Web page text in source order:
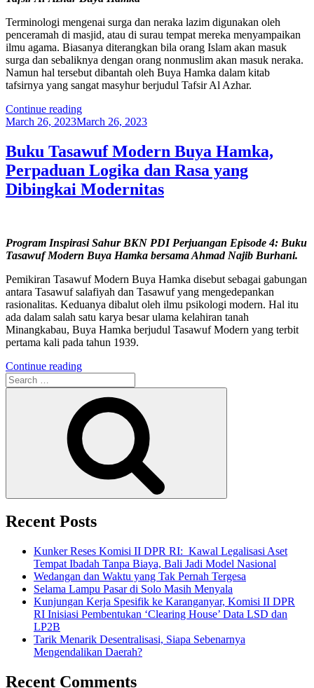
Terminologi mengenai surga dan neraka lazim digunakan oleh
penceramah di masjid, atau di surau tempat mereka menyampaikan
ilmu agama. Biasanya diterangkan bila orang Islam akan masuk
surga dan sebaliknya dengan orang nonmuslim akan masuk neraka.
Namun hal tersebut dibantah oleh Buya Hamka dalam kitab
tafsirnya yang sangat masyhur berjudul Tafsir Al Azhar.
Continue reading“Tafsir
Al-
Buya
Hamka,
Bahas
Surga
Sampai
Posted
March 26, 2023March 26, 2023
Buku Tasawuf Modern Buya Hamka,
Perpaduan Logika dan Rasa yang
Dibingkai Modernitas
Program Inspirasi Sahur BKN PDI Perjuangan Episode 4: Buku
Tasawuf Modern Buya Hamka bersama Ahmad Najib Burhani.
Pemikiran Tasawuf Modern Buya Hamka disebut sebagai gabungan
antara Tasawuf salafiyah dan Tasawuf yang mengedepankan
rasionalitas. Keduanya dibalut oleh ilmu psikologi modern. Hal itu
ada dalam salah satu karya besar ulama kelahiran tanah
Minangkabau, Buya Hamka berjudul Tasawuf Modern yang terbit
pertama kali pada tahun 1939.
Continue reading“Buku
Modern
Buya
Hamka,
Perpaduan
Logika
dan
Rasa
yang
Search
for:
Recent Posts
Kunker Reses Komisi II DPR RI: Kawal Legalisasi Aset
Tempat Ibadah Tanpa Biaya, Bali Jadi Model Nasional
Wedangan dan Waktu yang Tak Pernah Tergesa
Selama Lampu Pasar di Solo Masih Menyala
Kunjungan Kerja Spesifik ke Karanganyar, Komisi II DPR
RI Inisiasi Pembentukan ‘Clearing House’ Data LSD dan
LP2B
Tarik Menarik Desentralisasi, Siapa Sebenarnya
Mengendalikan Daerah?
Recent Comments